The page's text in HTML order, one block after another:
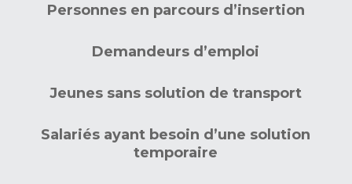
Personnes en parcours d’insertion
Demandeurs d’emploi
Jeunes sans solution de transport
Salariés ayant besoin d’une solution
temporaire